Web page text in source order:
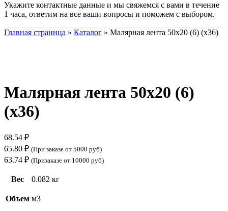
Укажите контактные данные и мы свяжемся с вами в течение
1 часа, ответим на все ваши вопросы и поможем с выбором.
Главная страница » Каталог » Малярная лента 50х20 (6) (х36)
Малярная лента 50х20 (6)
(х36)
68.54 ₽
65.80 ₽ (При заказе от 5000 руб)
63.74 ₽ (Призаказе от 10000 руб)
Вес 0.082 кг
Объем м3